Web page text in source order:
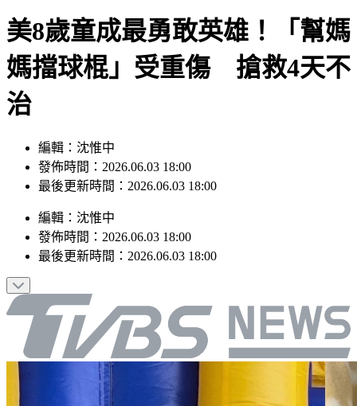
美8歲童成最勇敢英雄！「幫媽
媽擋球棍」受重傷 搶救4天不
治
編輯：沈惟中
發佈時間：2026.06.03 18:00
最後更新時間：2026.06.03 18:00
編輯 ： 沈惟中
發佈時間： 2026.06.03 18:00
最後更新時間： 2026.06.03 18:00